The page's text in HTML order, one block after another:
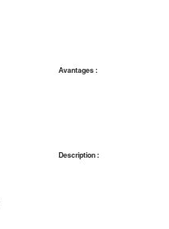
Avantages :
Description :